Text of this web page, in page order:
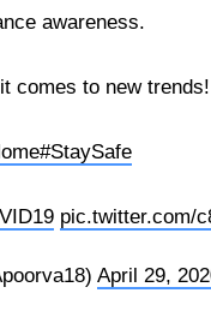
awareness.
comes to new trends!
#StaySafe
pic.twitter.com/
April 29,